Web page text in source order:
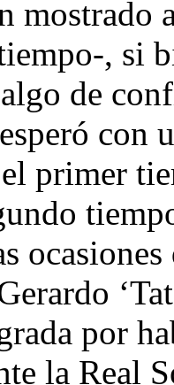
mostrado
, si
de
con
primer
por
la Real